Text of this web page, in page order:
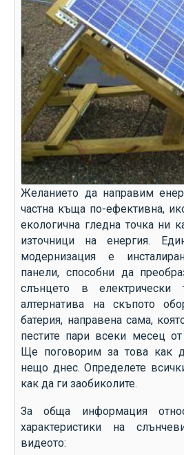
Желанието да направим
частна къща по-ефективна,
екологична гледна точка ни
източници на енергия.
модернизация е
панели, способни да
слънцето в
алтернатива на скъпото
батерия, направена сама,
пестите пари всеки месец
Ще поговорим за това как
нещо днес. Определете
как да ги заобиколите.
За обща информация
характеристики на
видеото: